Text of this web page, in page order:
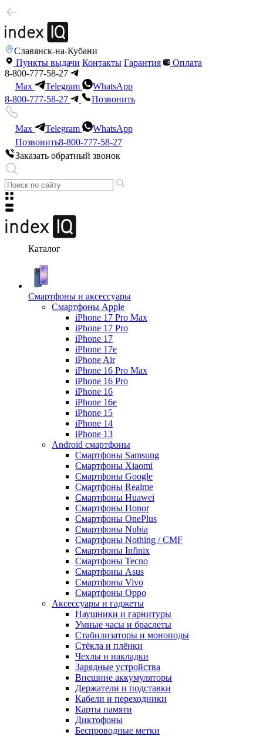
Славянск-на-Кубани
Пункты выдачи Контакты Гарантия
Оплата
8-800-777-58-27
Max
Telegram
WhatsApp
8-800-777-58-27
Позвонить
Max Telegram
WhatsApp
Позвонить8-800-777-58-27
Заказать обратный звонок
Каталог
Смартфоны и аксессуары
Смартфоны Apple
iPhone 17 Pro Max
iPhone 17 Pro
iPhone 17
iPhone 17e
iPhone Air
iPhone 16 Pro Max
iPhone 16 Pro
iPhone 16
iPhone 16e
iPhone 15
iPhone 14
iPhone 13
Android cмартфоны
Смартфоны Samsung
Смартфоны Xiaomi
Смартфоны Google
Смартфоны Realme
Смартфоны Huawei
Смартфоны Honor
Смартфоны OnePlus
Смартфоны Nubia
Смартфоны Nothing / CMF
Смартфоны Infinix
Смартфоны Tecno
Смартфоны Asus
Смартфоны Vivo
Смартфоны Oppo
Аксессуары и гаджеты
Наушники и гарнитуры
Умные часы и браслеты
Стабилизаторы и моноподы
Стёкла и плёнки
Чехлы и накладки
Зарядные устройства
Внешние аккумуляторы
Держатели и подставки
Кабели и переходники
Карты памяти
Диктофоны
Беспроводные метки